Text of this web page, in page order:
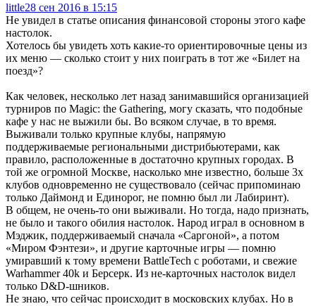
little28 сен 2016 в 15:15
Не увидел в статье описания финансовой стороны этого кафе
настолок.
Хотелось бы увидеть хоть какие-то ориентировочные цены из
их меню — сколько стоит у них поиграть в тот же «Билет на
поезд»?
Как человек, несколько лет назад занимавшийся организацией
турниров по Magic: the Gathering, могу сказать, что подобные
кафе у нас не выжили бы. Во всяком случае, в то время.
Выживали только крупные клубы, напрямую
поддерживаемые региональными дистрибьютерами, как
правило, расположенные в достаточно крупных городах. В
той же огромной Москве, насколько мне известно, больше 3х
клубов одновременно не существовало (сейчас припоминаю
только Даймонд и Единорог, не помню был ли Лабиринт).
В общем, не очень-то они выживали. Но тогда, надо признать,
не было и такого обилия настолок. Народ играл в основном в
Мэджик, поддерживаемый сначала «Саргоной», а потом
«Миром Фэнтези», и другие карточные игры — помню
умиравший к тому времени BattleTech с роботами, и свежие
Warhammer 40k и Берсерк. Из не-карточных настолок видел
только D&D-шников.
Не знаю, что сейчас происходит в московских клубах. Но в